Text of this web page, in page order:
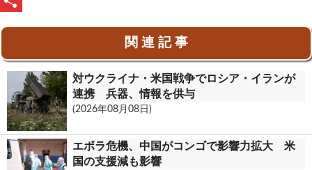
.
関 連 記 事
対ウクライナ・米国戦争でロシア・イランが
連携 兵器、情報を供与
(2026年08月08日)
エボラ危機、中国がコンゴで影響力拡大 米
国の支援減も影響